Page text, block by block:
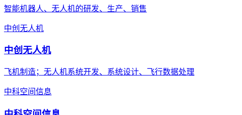
智能机器人、无人机的研发、生产、销售
中创无人机
中创无人机
飞机制造；无人机系统开发、系统设计、飞行数据处理
中科空间信息